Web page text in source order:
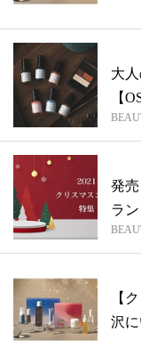
大
【
発
ラ
【
沢